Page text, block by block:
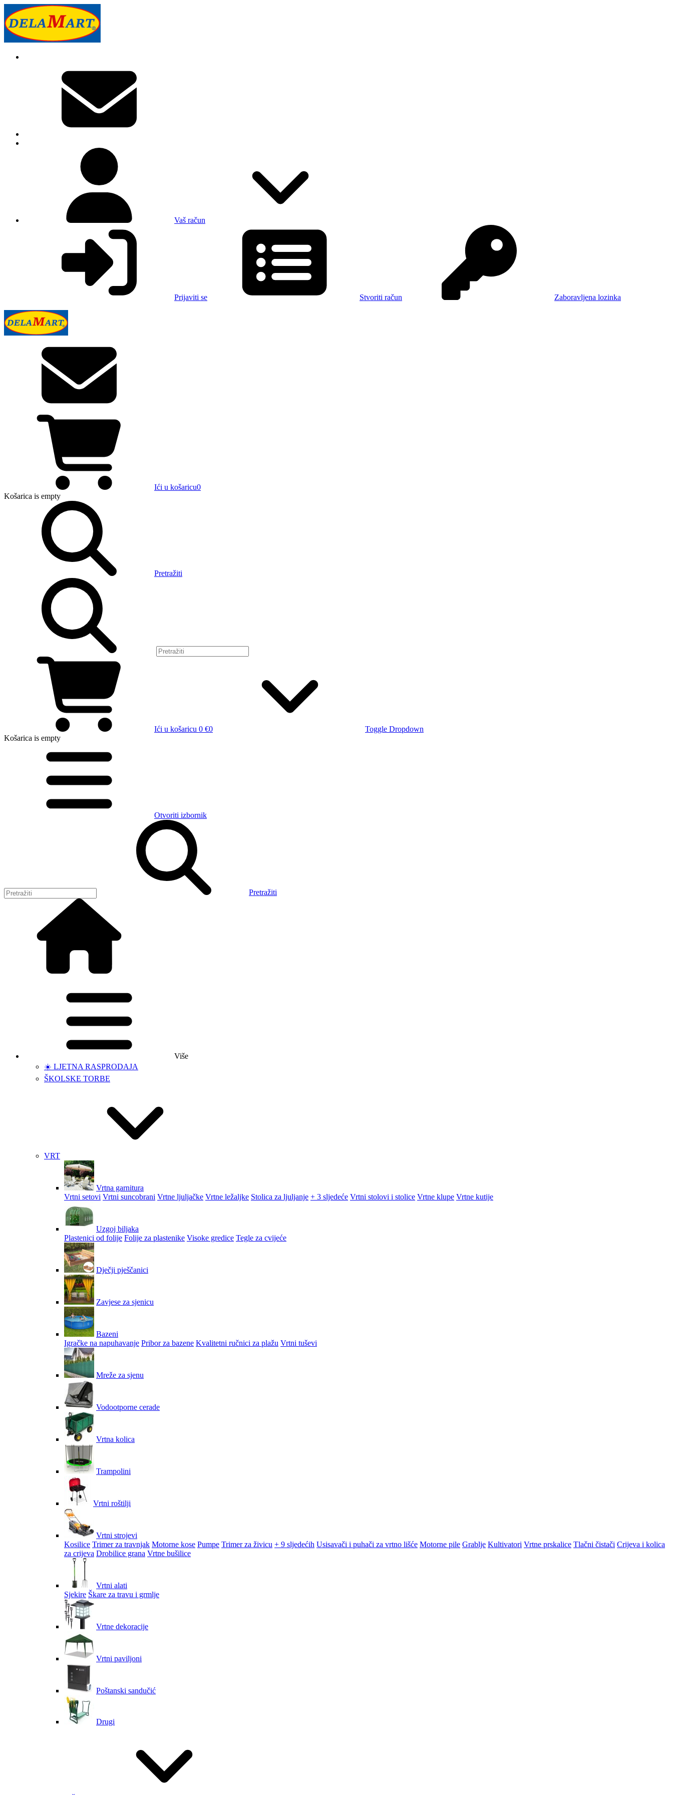
Vaš račun
Prijaviti se Stvoriti račun Zaboravljena lozinka
Ići u košaricu0
Košarica is empty
Pretražiti
Ići u košaricu 0 €0
Toggle Dropdown
Košarica is empty
Otvoriti izbornik
Pretražiti
Više
☀️ LJETNA RASPRODAJA
ŠKOLSKE TORBE
VRT
Vrtna garnitura
Vrtni setovi Vrtni suncobrani Vrtne ljuljačke Vrtne ležaljke Stolica za ljuljanje + 3 sljedeće Vrtni stolovi i stolice Vrtne klupe Vrtne kutije
Uzgoj biljaka
Plastenici od folije Folije za plastenike Visoke gredice Tegle za cvijeće
Dječji pješčanici
Zavjese za sjenicu
Bazeni
Igračke na napuhavanje Pribor za bazene Kvalitetni ručnici za plažu Vrtni tuševi
Mreže za sjenu
Vodootporne cerade
Vrtna kolica
Trampolini
Vrtni roštilji
Vrtni strojevi
Kosilice Trimer za travnjak Motorne kose Pumpe Trimer za živicu + 9 sljedećih Usisavači i puhači za vrtno lišće Motorne pile Grablje Kultivatori Vrtne prskalice Tlačni čistači Crijeva i kolica
za crijeva Drobilice grana Vrtne bušilice
Vrtni alati
Sjekire Škare za travu i grmlje
Vrtne dekoracije
Vrtni paviljoni
Poštanski sandučić
Drugi